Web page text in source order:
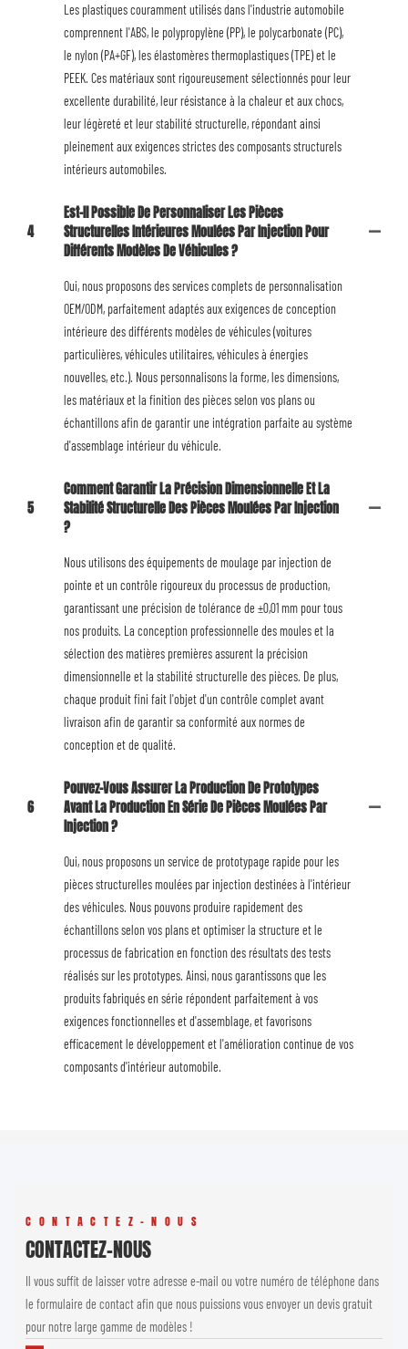
Les plastiques couramment utilisés dans l'industrie automobile
comprennent l'ABS, le polypropylène (PP), le polycarbonate (PC),
le nylon (PA+GF), les élastomères thermoplastiques (TPE) et le
PEEK. Ces matériaux sont rigoureusement sélectionnés pour leur
excellente durabilité, leur résistance à la chaleur et aux chocs,
leur légèreté et leur stabilité structurelle, répondant ainsi
pleinement aux exigences strictes des composants structurels
intérieurs automobiles.
4
Est-Il Possible De Personnaliser Les Pièces
Structurelles Intérieures Moulées Par Injection Pour
Différents Modèles De Véhicules ?
Oui, nous proposons des services complets de personnalisation
OEM/ODM, parfaitement adaptés aux exigences de conception
intérieure des différents modèles de véhicules (voitures
particulières, véhicules utilitaires, véhicules à énergies
nouvelles, etc.). Nous personnalisons la forme, les dimensions,
les matériaux et la finition des pièces selon vos plans ou
échantillons afin de garantir une intégration parfaite au système
d'assemblage intérieur du véhicule.
5
Comment Garantir La Précision Dimensionnelle Et La
Stabilité Structurelle Des Pièces Moulées Par Injection
?
Nous utilisons des équipements de moulage par injection de
pointe et un contrôle rigoureux du processus de production,
garantissant une précision de tolérance de ±0,01 mm pour tous
nos produits. La conception professionnelle des moules et la
sélection des matières premières assurent la précision
dimensionnelle et la stabilité structurelle des pièces. De plus,
chaque produit fini fait l'objet d'un contrôle complet avant
livraison afin de garantir sa conformité aux normes de
conception et de qualité.
6
Pouvez-Vous Assurer La Production De Prototypes
Avant La Production En Série De Pièces Moulées Par
Injection ?
Oui, nous proposons un service de prototypage rapide pour les
pièces structurelles moulées par injection destinées à l'intérieur
des véhicules. Nous pouvons produire rapidement des
échantillons selon vos plans et optimiser la structure et le
processus de fabrication en fonction des résultats des tests
réalisés sur les prototypes. Ainsi, nous garantissons que les
produits fabriqués en série répondent parfaitement à vos
exigences fonctionnelles et d'assemblage, et favorisons
efficacement le développement et l'amélioration continue de vos
composants d'intérieur automobile.
CONTACTEZ-NOUS
CONTACTEZ-NOUS
Il vous suffit de laisser votre adresse e-mail ou votre numéro de téléphone dans
le formulaire de contact afin que nous puissions vous envoyer un devis gratuit
pour notre large gamme de modèles !